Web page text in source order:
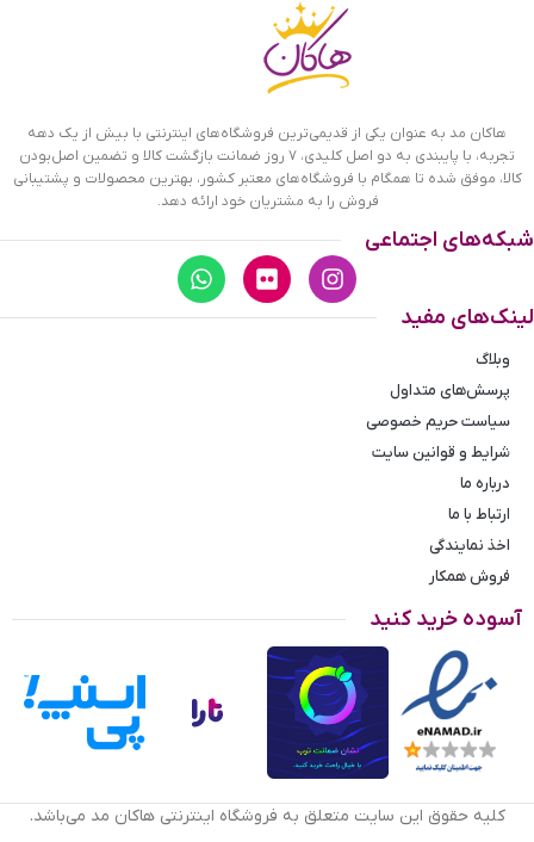
جاقلمی رومیزی طرح کیف سبز
هاکان مد به عنوان یکی از قدیمی‌ترین فروشگاه‌های اینترنتی با بیش از یک دهه
تجربه، با پایبندی به دو اصل کلیدی، ۷ روز ضمانت بازگشت کالا و تضمین اصل‌بودن
کالا، موفق شده تا همگام با فروشگاه‌های معتبر کشور، بهترین محصولات و پشتیبانی
فروش را به مشتریان خود ارائه دهد.
شبکه‌های اجتماعی
لینک‌های مفید
وبلاگ
پرسش‌های متداول
سیاست حریم خصوصی
شرایط و قوانین سایت
درباره ما
ارتباط با ما
اخذ نمایندگی
فروش همکار
آسوده خرید کنید
کلیه حقوق این سایت متعلق به فروشگاه اینترنتی هاکان مد می‌باشد.